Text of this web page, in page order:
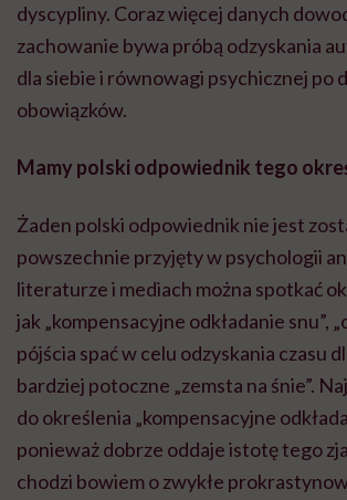
dyscypliny. Coraz więcej danych
zachowanie bywa próbą odzyskania
dla siebie i równowagi psychicznej po
obowiązków.
Mamy polski odpowiednik tego
Żaden polski odpowiednik nie jest
powszechnie przyjęty w psychologii
literaturze i mediach można spotkać
jak „kompensacyjne odkładanie snu”,
pójścia spać w celu odzyskania czasu
bardziej potoczne „zemsta na śnie”.
do określenia „kompensacyjne
ponieważ dobrze oddaje istotę tego
chodzi bowiem o zwykłe